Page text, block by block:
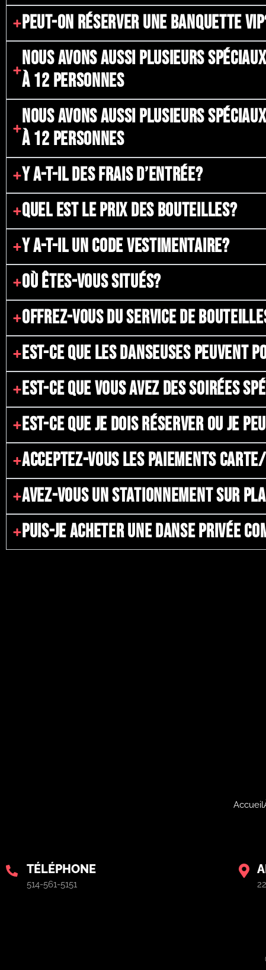
PEUT-ON RÉSERVER UNE BANQUETTE
NOUS AVONS AUSSI PLUSIEURS
À 12 PERSONNES
NOUS AVONS AUSSI PLUSIEURS
À 12 PERSONNES
Y A-T-IL DES FRAIS D’ENTRÉE?
QUEL EST LE PRIX DES BOUTEILLES?
Y A-T-IL UN CODE VESTIMENTAIRE?
OÙ ÊTES-VOUS SITUÉS?
OFFREZ-VOUS DU SERVICE DE
EST-CE QUE LES DANSEUSES PEUVENT
EST-CE QUE VOUS AVEZ DES SOIRÉES
EST-CE QUE JE DOIS RÉSERVER OU JE
ACCEPTEZ-VOUS LES PAIEMENTS
AVEZ-VOUS UN STATIONNEMENT SUR
PUIS-JE ACHETER UNE DANSE PRIVÉE
Accueil
TÉLÉPHONE
514-561-5151